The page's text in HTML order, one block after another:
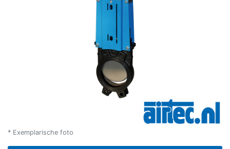
* Exemplarische foto